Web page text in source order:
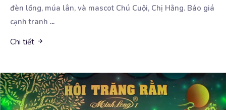
đèn lồng, múa lân, và mascot Chú Cuội, Chị Hằng. Báo giá
cạnh tranh ...
Chi tiết